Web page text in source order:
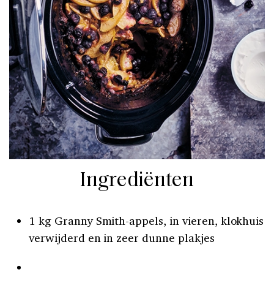
Ingrediënten
1 kg Granny Smith-appels, in vieren, klokhuis
verwijderd en in zeer dunne plakjes